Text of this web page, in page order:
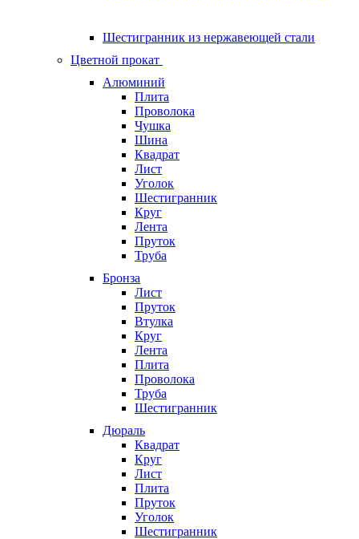
Шестигранник из нержавеющей стали
Цветной прокат
Алюминий
Плита
Проволока
Чушка
Шина
Квадрат
Лист
Уголок
Шестигранник
Круг
Лента
Пруток
Труба
Бронза
Лист
Пруток
Втулка
Круг
Лента
Плита
Проволока
Труба
Шестигранник
Дюраль
Квадрат
Круг
Лист
Плита
Пруток
Уголок
Шестигранник